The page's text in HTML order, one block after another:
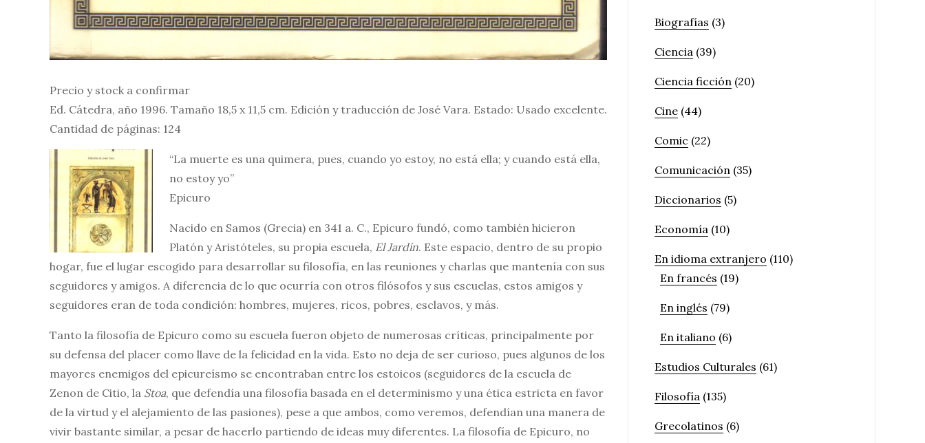
Precio y stock a confirmar
Ed. Cátedra, año 1996. Tamaño 18,5 x 11,5 cm. Edición y traducción de José Vara. Estado: Usado excelente.
Cantidad de páginas: 124
“La muerte es una quimera, pues, cuando yo estoy, no está ella; y cuando está ella,
no estoy yo”
Epicuro
Nacido en Samos (Grecia) en 341 a. C., Epicuro fundó, como también hicieron
Platón y Aristóteles, su propia escuela, El Jardín. Este espacio, dentro de su propio
hogar, fue el lugar escogido para desarrollar su filosofía, en las reuniones y charlas que mantenía con sus
seguidores y amigos. A diferencia de lo que ocurría con otros filósofos y sus escuelas, estos amigos y
seguidores eran de toda condición: hombres, mujeres, ricos, pobres, esclavos, y más.
Tanto la filosofía de Epicuro como su escuela fueron objeto de numerosas críticas, principalmente por
su defensa del placer como llave de la felicidad en la vida. Esto no deja de ser curioso, pues algunos de los
mayores enemigos del epicureísmo se encontraban entre los estoicos (seguidores de la escuela de
Zenon de Citio, la Stoa, que defendía una filosofía basada en el determinismo y una ética estricta en favor
de la virtud y el alejamiento de las pasiones), pese a que ambos, como veremos, defendían una manera de
vivir bastante similar, a pesar de hacerlo partiendo de ideas muy diferentes. La filosofía de Epicuro, no
Biografías (3)
Ciencia (39)
Ciencia ficción (20)
Cine (44)
Comic (22)
Comunicación (35)
Diccionarios (5)
Economía (10)
En idioma extranjero (110)
En francés (19)
En inglés (79)
En italiano (6)
Estudios Culturales (61)
Filosofía (135)
Grecolatinos (6)